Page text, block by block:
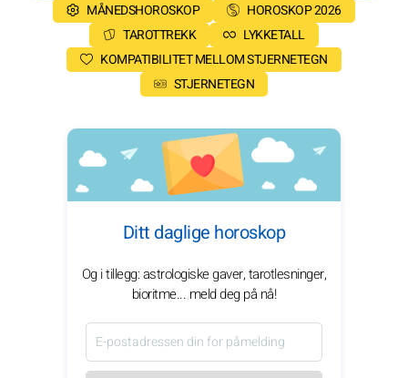
MÅNEDSHOROSKOP
HOROSKOP 2026
TAROTTREKK
LYKKETALL
KOMPATIBILITET MELLOM STJERNETEGN
STJERNETEGN
Ditt daglige horoskop
Og i tillegg: astrologiske gaver, tarotlesninger,
bioritme... meld deg på nå!